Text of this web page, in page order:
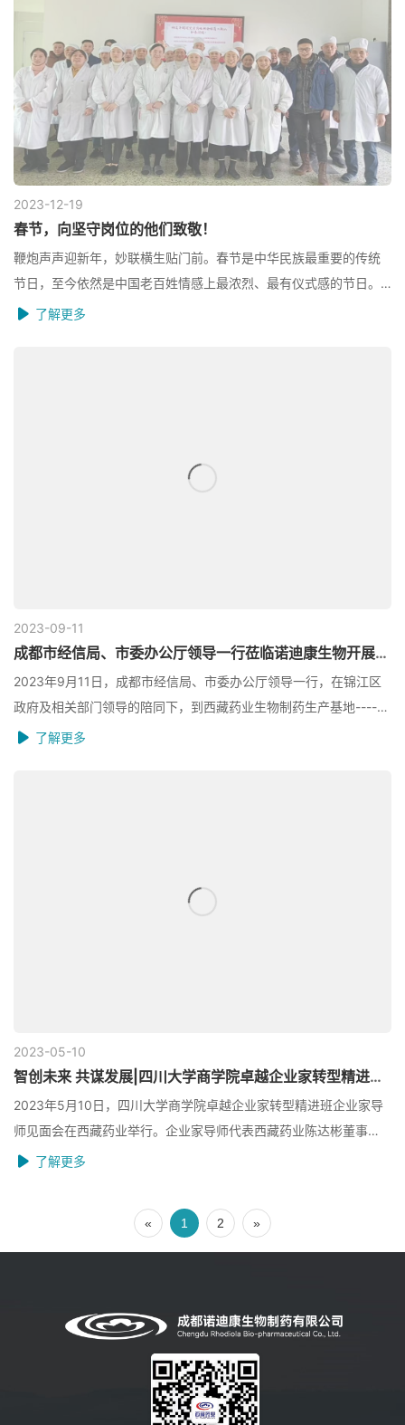
19
2023-12
春节，向坚守岗位的他们致敬！
鞭炮声声迎新年，妙联横生贴门前。春节是中华民族最重要的传统
节日，至今依然是中国老百姓情感上最浓烈、最有仪式感的节日。
在这个特殊的冬天，新冠病毒变化无常，急性心衰患者急剧增加，
了解更多
11
2023-09
成都市经信局、市委办公厅领导一行莅临诺迪康生物开展调研指导工作
2023年9月11日，成都市经信局、市委办公厅领导一行，在锦江区
政府及相关部门领导的陪同下，到西藏药业生物制药生产基地----成
都诺迪康生物制药有限公司参观调研...
了解更多
10
2023-05
智创未来 共谋发展|四川大学商学院卓越企业家转型精进班导师见面会
2023年5月10日，四川大学商学院卓越企业家转型精进班企业家导
师见面会在西藏药业举行。企业家导师代表西藏药业陈达彬董事
长、四川大学商学院EDP培训中心常务副主任周贵川博士...
了解更多
« 1 2 »